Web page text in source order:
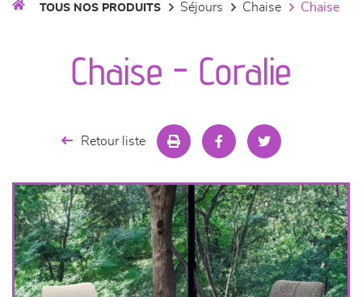
meubles de complément
literie
décoration
TOUS NOS PRODUITS séjours chaise chaise
Chaise - Coralie
Retour liste